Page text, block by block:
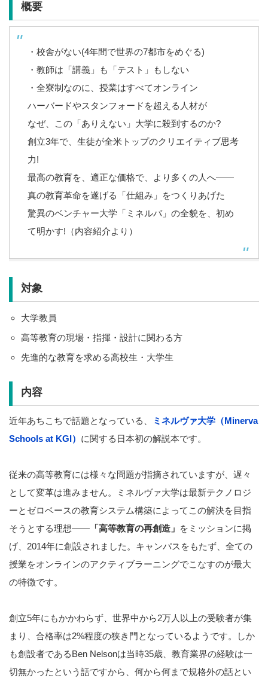
概要
・校舎がない(4年間で世界の7都市をめぐる)
・教師は「講義」も「テスト」もしない
・全寮制なのに、授業はすべてオンライン
ハーバードやスタンフォードを超える人材が
なぜ、この「ありえない」大学に殺到するのか?
創立3年で、生徒が全米トップのクリエイティブ思考
力!
最高の教育を、適正な価格で、より多くの人へ――
真の教育革命を遂げる「仕組み」をつくりあげた
驚異のベンチャー大学「ミネルバ」の全貌を、初め
て明かす!（内容紹介より）
対象
大学教員
高等教育の現場・指揮・設計に関わる方
先進的な教育を求める高校生・大学生
内容
近年あちこちで話題となっている、
ミネルヴァ大学（Minerva
Schools at KGI） に関する日本初の解説本です。
従来の高等教育には様々な問題が指摘されていますが、遅々
として変革は進みません。ミネルヴァ大学は最新テクノロジ
ーとゼロベースの教育システム構築によってこの解決を目指
そうとする理想―― 「高等教育の再創造」 をミッションに掲
げ、2014年に創設されました。キャンパスをもたず、全ての
授業をオンラインのアクティブラーニングでこなすのが最大
の特徴です。
創立5年にもかかわらず、世界中から2万人以上の受験者が集
まり、合格率は2%程度の狭き門となっているようです。しか
も創設者であるBen Nelsonは当時35歳、教育業界の経験は一
切無かったという話ですから、何から何まで規格外の話とい